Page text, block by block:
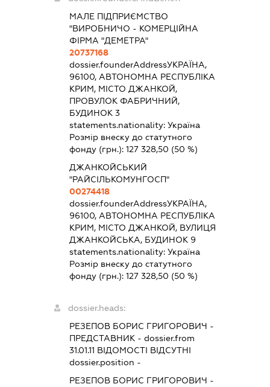
МАЛЕ ПІДПРИЄМСТВО
"ВИРОБНИЧО - КОМЕРЦІЙНА
ФІРМА "ДЕМЕТРА"
20737168
dossier.founderAddressУКРАЇНА,
96100, АВТОНОМНА РЕСПУБЛІКА
КРИМ, МІСТО ДЖАНКОЙ,
ПРОВУЛОК ФАБРИЧНИЙ,
БУДИНОК 3
statements.nationality:Україна
Розмір внеску до статутного
фонду (грн.):127 328,50 (50 %)
ДЖАНКОЙСЬКИЙ
"РАЙСІЛЬКОМУНГОСП"
00274418
dossier.founderAddressУКРАЇНА,
96100, АВТОНОМНА РЕСПУБЛІКА
КРИМ, МІСТО ДЖАНКОЙ, ВУЛИЦЯ
ДЖАНКОЙСЬКА, БУДИНОК 9
statements.nationality:Україна
Розмір внеску до статутного
фонду (грн.):127 328,50 (50 %)
dossier.heads:
РЕЗЕПОВ БОРИС ГРИГОРОВИЧ -
ПРЕДСТАВНИК - dossier.from
31.01.11 ВІДОМОСТІ ВІДСУТНІ
dossier.position -
РЕЗЕПОВ БОРИС ГРИГОРОВИЧ -